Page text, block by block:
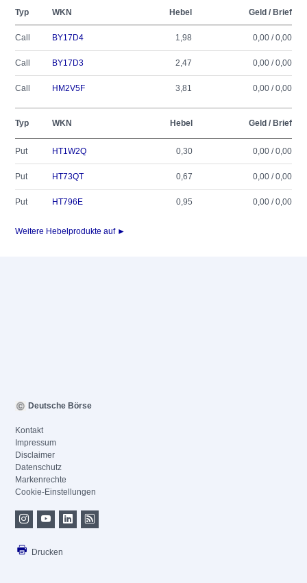
Typ WKN Hebel Geld / Brief
Call BY17D4 1,98 0,00 / 0,00
Call BY17D3 2,47 0,00 / 0,00
Call HM2V5F 3,81 0,00 / 0,00
Typ WKN Hebel Geld / Brief
Put HT1W2Q 0,30 0,00 / 0,00
Put HT73QT 0,67 0,00 / 0,00
Put HT796E 0,95 0,00 / 0,00
Weitere Hebelprodukte auf ►
Deutsche Börse
Kontakt
Impressum
Disclaimer
Datenschutz
Markenrechte
Cookie-Einstellungen
Drucken